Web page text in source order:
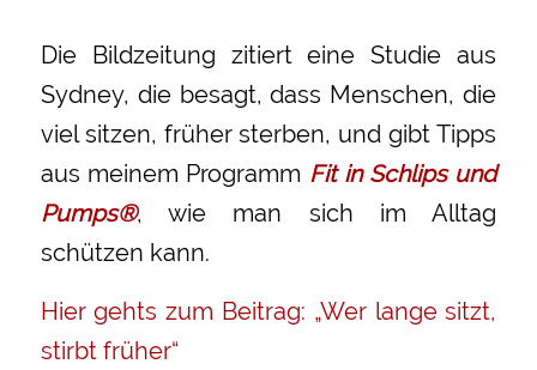
Die Bildzeitung zitiert eine Studie aus
Sydney, die besagt, dass Menschen, die
viel sitzen, früher sterben, und gibt Tipps
aus meinem Programm Fit in Schlips und
Pumps®, wie man sich im Alltag
schützen kann.
Hier gehts zum Beitrag: „Wer lange sitzt,
stirbt früher“